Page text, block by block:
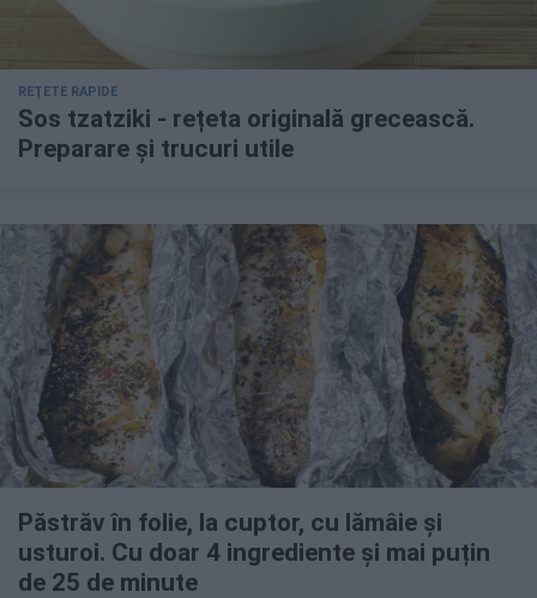
REȚETE RAPIDE
Sos tzatziki - rețeta originală grecească.
Preparare și trucuri utile
Păstrăv în folie, la cuptor, cu lămâie și
usturoi. Cu doar 4 ingrediente și mai puțin
de 25 de minute